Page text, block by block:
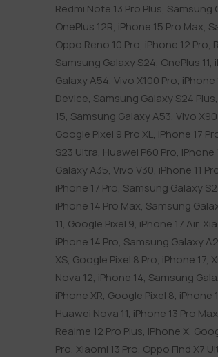
Redmi Note 13 Pro Plus, Samsung
OnePlus 12R, iPhone 15 Pro Max,
Oppo Reno 10 Pro, iPhone 12 Pro,
Samsung Galaxy S24, OnePlus 11,
Galaxy A54, Vivo X100 Pro, iPhone
Device, Samsung Galaxy S24 Plus,
15, Samsung Galaxy A53, Vivo
Google Pixel 9 Pro XL, iPhone 17
S23 Ultra, Huawei P60 Pro, iPhone
Galaxy A35, Vivo V30, iPhone 11
iPhone 17 Pro, Samsung Galaxy
iPhone 14 Pro Max, Samsung
11, Google Pixel 9, iPhone 17 Air,
iPhone 14 Pro, Samsung Galaxy
XS, Google Pixel 8 Pro, iPhone 17,
Nova 12, iPhone 14, Samsung
iPhone XR, Google Pixel 8, iPhone
Huawei Nova 11, iPhone 13 Pro Max
Realme 12 Pro Plus, iPhone X,
Pro, Xiaomi 13 Pro, Oppo Find X7